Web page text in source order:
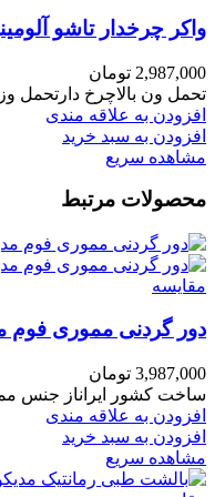
واکر چرخدار تاشو
2,987,000 تومان
تحمل ون بالاچرخ دارتحمل
افزودن به علاقه مندی
افزودن به سبد خرید
مشاهده سریع
محصولات مرتبط
مقایسه
دور گردنی مموری فوم
3,987,000 تومان
ساخت کشور ایراناز جنس مموری فوم با روکش
افزودن به علاقه مندی
افزودن به سبد خرید
مشاهده سریع